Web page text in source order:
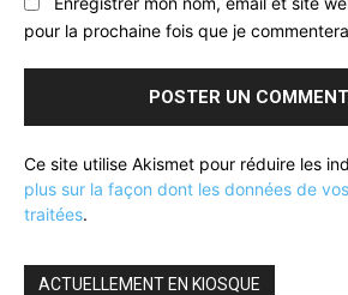
pour la prochaine fois que je
Ce site utilise Akismet pour réduire les
plus sur la façon dont les données de
traitées.
ACTUELLEMENT EN KIOSQUE